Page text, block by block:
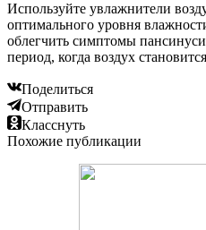
Используйте увлажнители
оптимального уровня
облегчить симптомы
период, когда воздух
Поделиться
Отправить
Класснуть
Похожие публикации